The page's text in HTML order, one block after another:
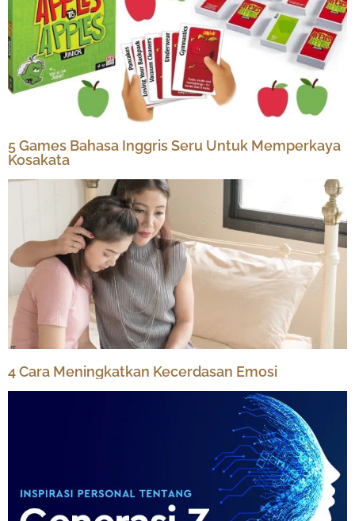
5 Games Bahasa Inggris Seru Untuk Memperkaya
Kosakata
4 Cara Meningkatkan Kecerdasan Emosi